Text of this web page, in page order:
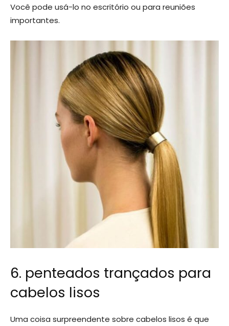
Você pode usá-lo no escritório ou para reuniões
importantes.
6. penteados trançados para
cabelos lisos
Uma coisa surpreendente sobre cabelos lisos é que